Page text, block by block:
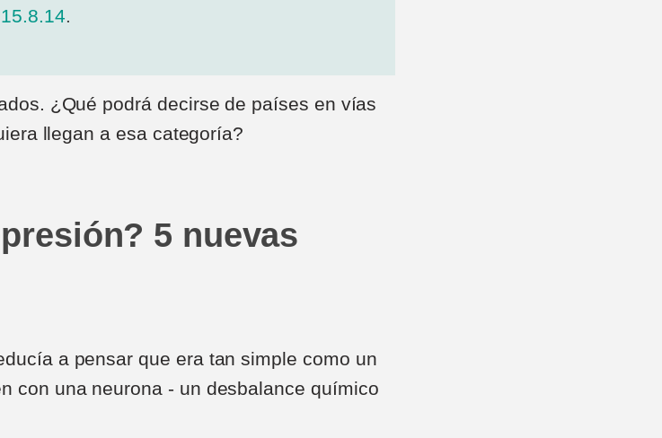
¿Qué podrá decirse de países en vías
llegan a esa categoría?
5 nuevas
a pensar que era tan simple como un
con una neurona - un desbalance químico